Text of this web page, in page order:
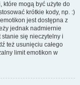
które mogą być użyte do
krótkie kody, np. :)
jest dostępna z
jednak nadmiernie
się nieczytelny i
też usunięciu całego
limit emotikon w